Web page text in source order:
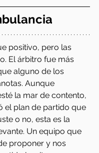
positivo, pero las
El árbitro fue más
alguno de los
Aunque
la mar de contento,
el plan de partido que
o no, esta es la
Un equipo que
proponer y nos